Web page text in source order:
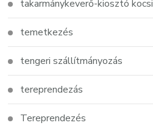
takarmánykeverő-kiosztó kocsi
temetkezés
tengeri szállítmányozás
tereprendezás
Tereprendezés